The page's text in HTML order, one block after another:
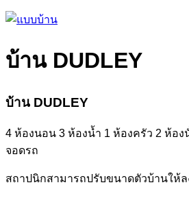
บ้าน DUDLEY
บ้าน DUDLEY
4 ห้องนอน 3 ห้องน้ำ 1 ห้องครัว 2 ห้อง
จอดรถ
สถาปนิกสามารถปรับขนาดตัวบ้านให้